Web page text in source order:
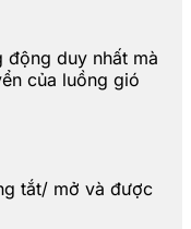
động duy nhất mà
của luồng gió
tắt/ mở và được